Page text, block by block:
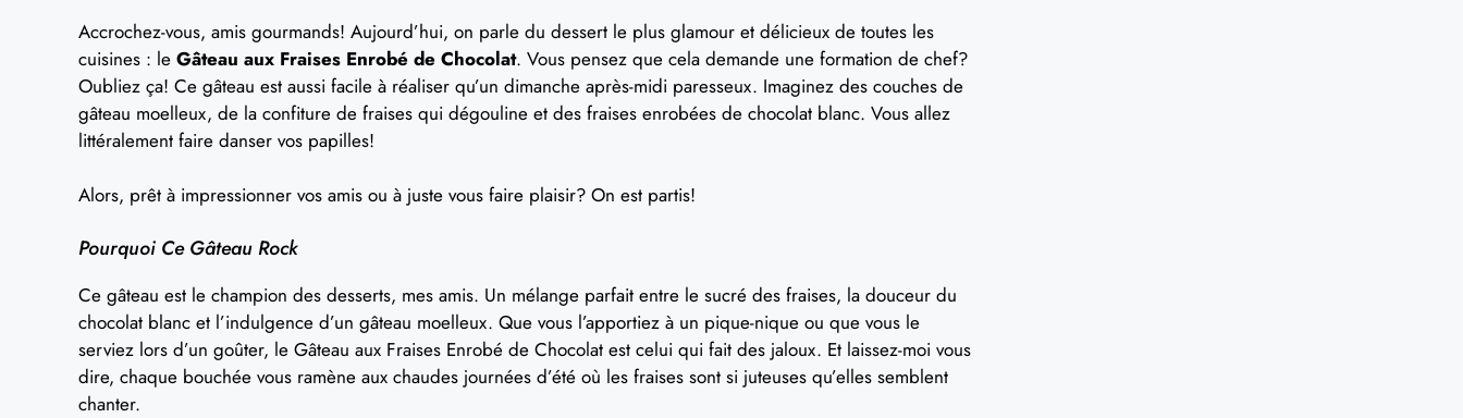
Accrochez-vous, amis gourmands! Aujourd’hui, on parle du dessert le plus glamour et délicieux de toutes les
cuisines : le Gâteau aux Fraises Enrobé de Chocolat. Vous pensez que cela demande une formation de chef?
Oubliez ça! Ce gâteau est aussi facile à réaliser qu’un dimanche après-midi paresseux. Imaginez des couches de
gâteau moelleux, de la confiture de fraises qui dégouline et des fraises enrobées de chocolat blanc. Vous allez
littéralement faire danser vos papilles!
Alors, prêt à impressionner vos amis ou à juste vous faire plaisir? On est partis!
Pourquoi Ce Gâteau Rock
Ce gâteau est le champion des desserts, mes amis. Un mélange parfait entre le sucré des fraises, la douceur du
chocolat blanc et l’indulgence d’un gâteau moelleux. Que vous l’apportiez à un pique-nique ou que vous le
serviez lors d’un goûter, le Gâteau aux Fraises Enrobé de Chocolat est celui qui fait des jaloux. Et laissez-moi vous
dire, chaque bouchée vous ramène aux chaudes journées d’été où les fraises sont si juteuses qu’elles semblent
chanter.